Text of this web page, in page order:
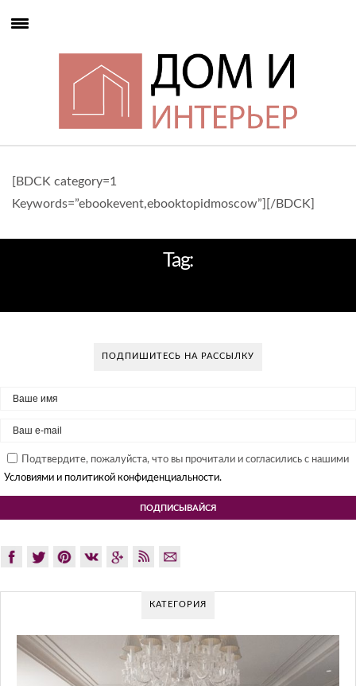
[BDCK category=1
Keywords=”ebookevent,ebooktopidmoscow”][/BDCK]
Tag:
ПОДПИШИТЕСЬ НА РАССЫЛКУ
Подтвердите, пожалуйста, что вы прочитали и согласились с нашими
Условиями и политикой конфиденциальности.
КАТЕГОРИЯ